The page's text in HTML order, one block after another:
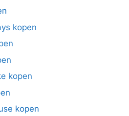
kopen
kopen
kopen